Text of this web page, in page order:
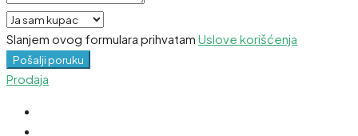
Slanjem ovog formulara prihvatam Uslove korišćenja
Pošalji poruku
Prodaja